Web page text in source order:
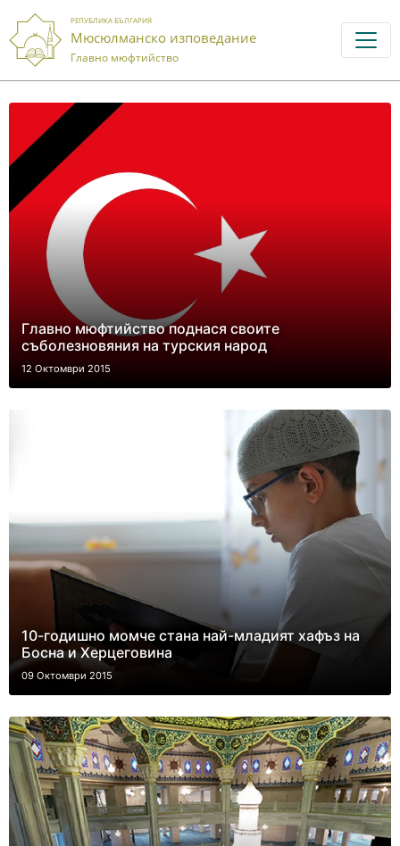
РЕПУБЛИКА БЪЛГАРИЯ
Мюсюлманско изповедание
Главно мюфтийство
Главно мюфтийство поднася своите
съболезновяния на турския народ
12 Октомври 2015
10-годишно момче стана най-младият хафъз на
Босна и Херцеговина
09 Октомври 2015